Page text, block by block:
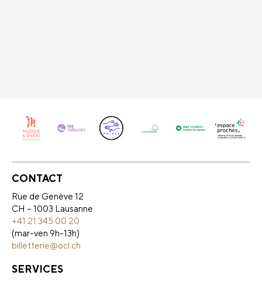
CONTACT
Rue de Genève 12
CH – 1003 Lausanne
+41 21 345 00 20
(mar-ven 9h-13h)
billetterie@ocl.ch
SERVICES